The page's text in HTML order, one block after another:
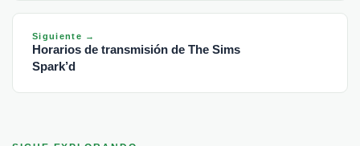
Siguiente →
Horarios de transmisión de The Sims
Spark’d